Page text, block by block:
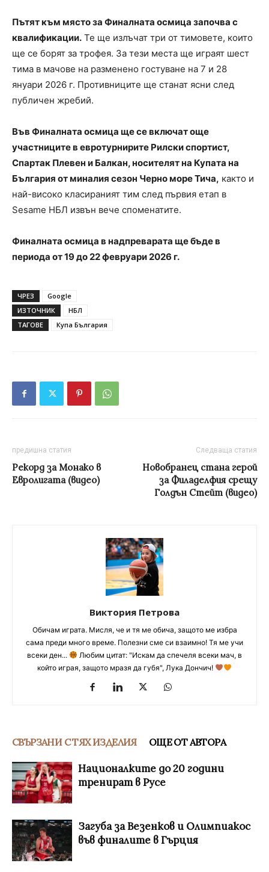
Пътят към място за Финалната осмица започва с
квалификации. Те ще излъчат три от тимовете, които
ще се борят за трофея. За тези места ще играят шест
тима в мачове на разменено гостуване на 7 и 28
януари 2026 г. Противниците ще станат ясни след
публичен жребий.
Във Финалната осмица ще се включат още
участниците в евротурнирите Рилски спортист,
Спартак Плевен и Балкан, носителят на Купата на
България от миналия сезон Черно море Тича, както и
най-високо класираният тим след първия етап в
Sesame НБЛ извън вече споменатите.
Финалната осмица в надпреварата ще бъде в
периода от 19 до 22 февруари 2026 г.
ЧРЕЗ
Google
ИЗТОЧНИК
НБЛ
ТАГОВЕ
Купа България
предишна статия
Рекорд за Монако в
Евролигата (видео)
Следваща статия
Новобранец стана герой
за Филаделфия срещу
Голдън Стейт (видео)
Виктория Петрова
Обичам играта. Мисля, че и тя ме обича, защото ме избра
сама преди много време. Полезни сме си взаимно! Тя ме учи
всеки ден...
Любим цитат: "Искам да спечеля всеки мач, в
който играя, защото мразя да губя", Лука Дончич!
СВЪРЗАНИ С ТЯХ ИЗДЕЛИЯ ОЩЕ ОТ АВТОРА
Националките до 20 години
тренират в Русе
Загуба за Везенков и Олимпиакос
във финалите в Гърция